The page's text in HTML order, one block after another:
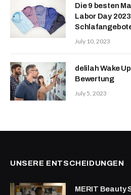
Die 9 besten
Labor Day
July 10, 2023
delilah Wake
Bewertung
July 5, 2023
UNSERE ENTSCHEIDUNGEN
MERIT Beauty